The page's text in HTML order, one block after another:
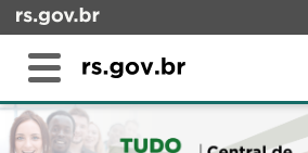
para
conteúdo
Ir
para
Alterna
navegação
Início
do